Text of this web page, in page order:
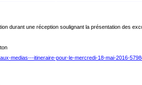
durant une réception soulignant la présentation des
medias---itineraire-pour-le-mercredi-18-mai-2016-